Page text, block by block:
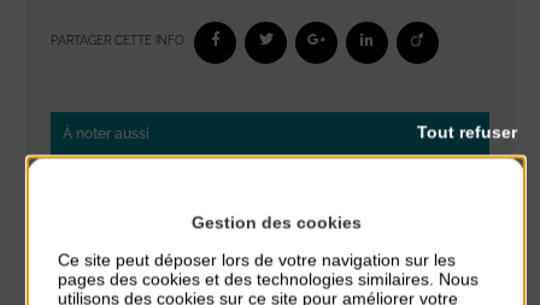
PARTAGER CETTE INFO :
À noter aussi
Concert
Gestion des cookies
Ce site peut déposer lors de votre navigation sur les
pages des cookies et des technologies similaires. Nous
utilisons des cookies sur ce site pour améliorer votre
Tout refuser